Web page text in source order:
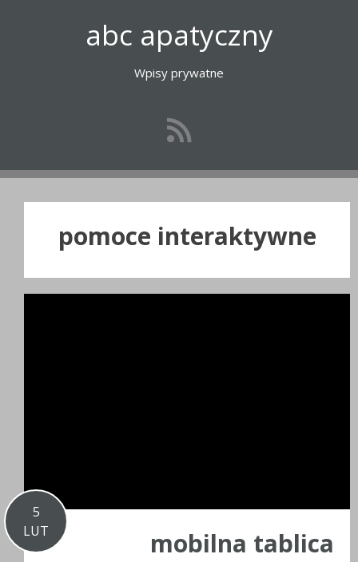
abc apatyczny
Wpisy prywatne
pomoce interaktywne
5
LUT
mobilna tablica